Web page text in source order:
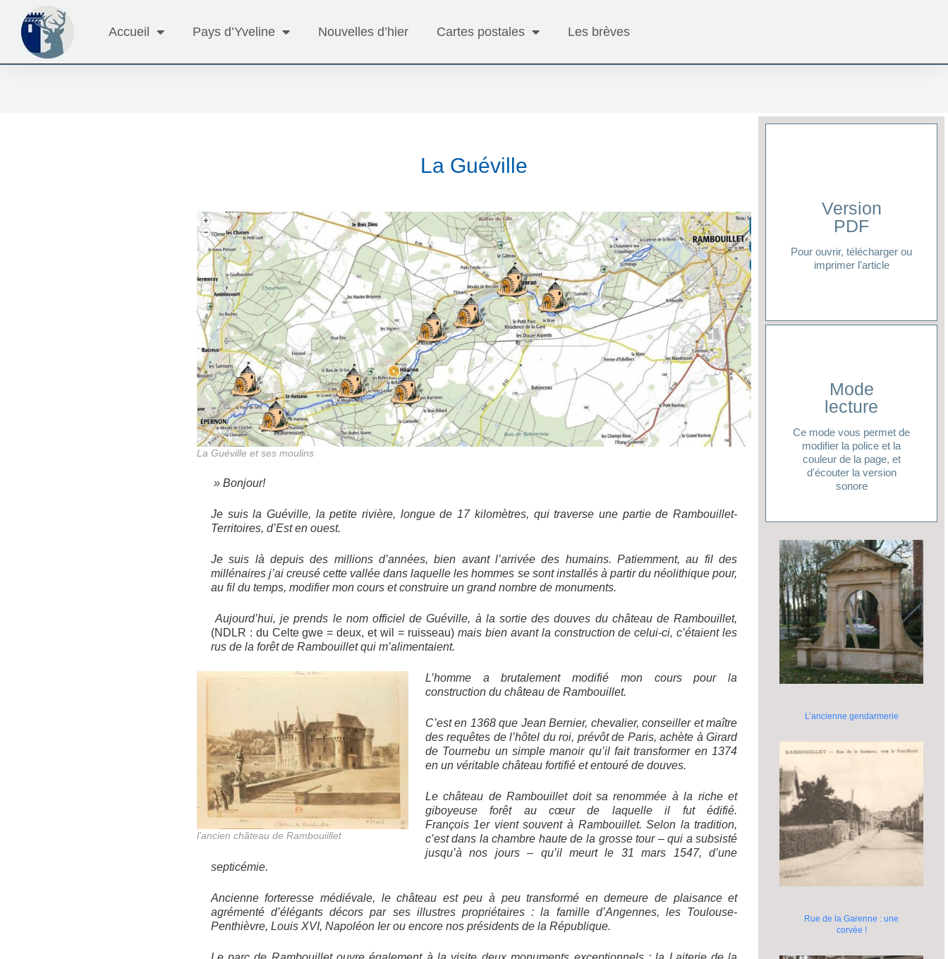
Accueil Pays d’Yveline Nouvelles d’hier Cartes postales Les brèves
La Guéville
La Guéville et ses moulins
» Bonjour!
Je suis la Guéville, la petite rivière, longue de 17 kilomètres, qui traverse une partie de Rambouillet-
Territoires, d’Est en ouest.
Je suis là depuis des millions d’années, bien avant l’arrivée des humains. Patiemment, au fil des
millénaires j’ai creusé cette vallée dans laquelle les hommes se sont installés à partir du néolithique pour,
au fil du temps, modifier mon cours et construire un grand nombre de monuments.
Aujourd’hui, je prends le nom officiel de Guéville, à la sortie des douves du château de Rambouillet,
(NDLR : du Celte gwe = deux, et wil = ruisseau) mais bien avant la construction de celui-ci, c’étaient les
rus de la forêt de Rambouillet qui m’alimentaient.
l’ancien château de Rambouiillet
L’homme a brutalement modifié mon cours pour la
construction du château de Rambouillet.
C’est en 1368 que Jean Bernier, chevalier, conseiller et maître
des requêtes de l’hôtel du roi, prévôtde Paris, achète à Girard
de Tournebu un simple manoir qu’il fait transformer en 1374
en un véritable château fortifié et entouré de douves.
Le château de Rambouillet doit sa renommée à la riche et
giboyeuse forêt au cœur de laquelle il fut édifié.
François 1ervient souvent à Rambouillet. Selon la tradition,
c’est dans la chambre haute de la grosse tour – qui a subsisté
jusqu’à nos jours – qu’il meurtle 31 mars 1547, d’une
septicémie.
Ancienne forteresse médiévale, le château est peu à peu transformé en demeure de plaisance et
agrémenté d’élégants décors par ses illustres propriétaires : la famille d’Angennes, les Toulouse-
Penthièvre, Louis XVI, Napoléon Ier ou encore nos présidents de la République.
Version
PDF
Pour ouvrir, télécharger ou
imprimer l'article
Cliquer ici
Mode
lecture
Ce mode vous permet de
modifier la police et la
couleur de la page, et
d'écouter la version
sonore
Vous avez besoin d'aide
pour accéder à votre mode
lecture ?
Cliquer ici
L’ancienne gendarmerie
Rue de la Garenne : une
corvée !